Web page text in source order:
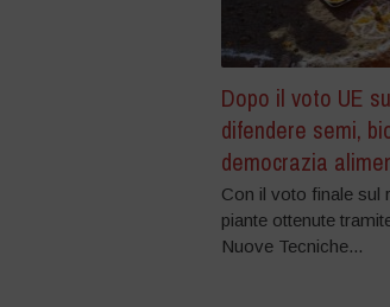
Dopo il voto UE
difendere semi,
democrazia
Con il voto finale sul
piante ottenute
Nuove Tecniche...